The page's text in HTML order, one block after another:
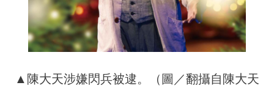
▲陳大天涉嫌閃兵被逮。（圖／翻攝自陳大天